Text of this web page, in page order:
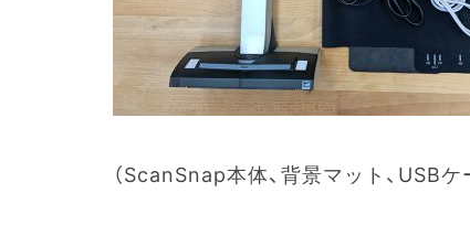
（ScanSnap本体、背景マット、USB